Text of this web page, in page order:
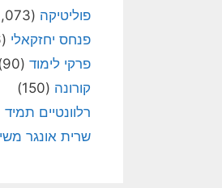
פוליטיקה (1,073)
פנחס יחזקאלי (1,986)
פרקי לימוד (90)
קורונה (150)
רלוונטיים תמיד
שרית אונגר